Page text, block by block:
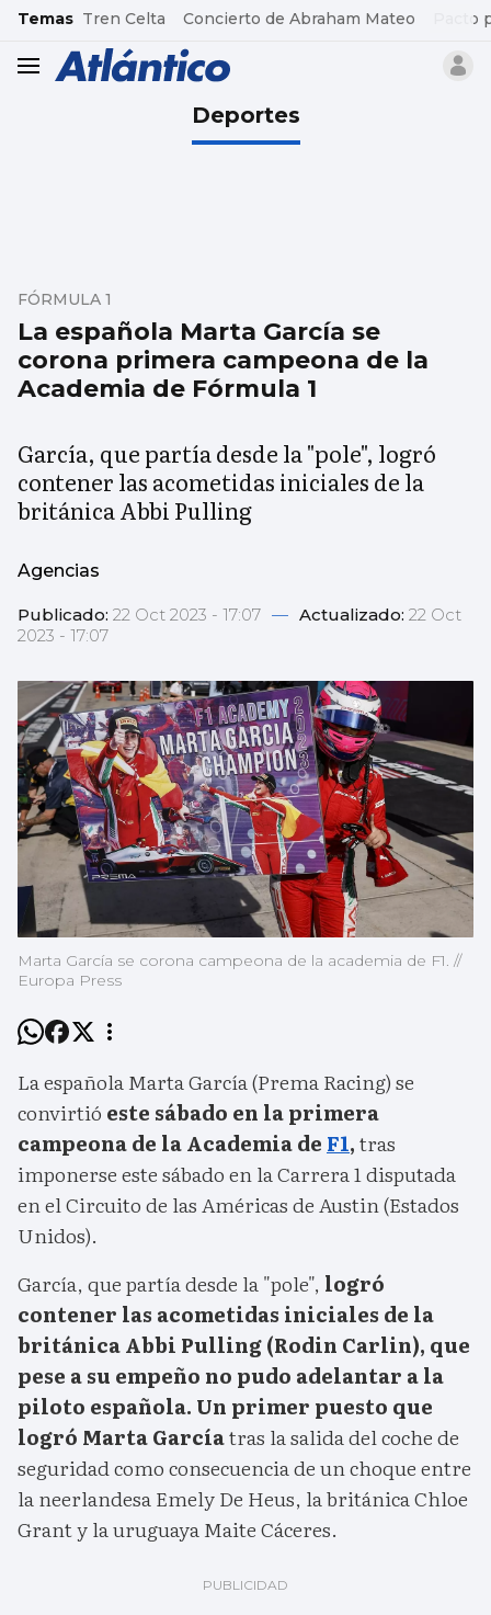
common.go-to-content
Temas Tren Celta Concierto de Abraham Mateo Pacto
header.menu.open
Deportes
La española Marta García se
corona primera campeona de la
Academia de Fórmula 1
FÓRMULA 1
García, que partía desde la "pole", logró
contener las acometidas iniciales de la
británica Abbi Pulling
Agencias
Publicado: 22 Oct 2023 - 17:07 — Actualizado: 22 Oct
2023 - 17:07
Marta García se corona campeona de la academia de F1. //
Europa Press
La española Marta García (Prema Racing) se
convirtió este sábado en la primera
campeona de la Academia de F1,tras
imponerse este sábado en la Carrera 1 disputada
en el Circuito de las Américas de Austin (Estados
Unidos).
García, que partía desde la "pole", logró
contener las acometidas iniciales de la
británica Abbi Pulling (Rodin Carlin), que
pese a su empeño no pudo adelantar a la
piloto española. Un primer puesto que
logró Marta Garcíatras la salida del coche de
seguridad como consecuencia de un choque entre
la neerlandesa Emely De Heus, la británica Chloe
Grant y la uruguaya Maite Cáceres.